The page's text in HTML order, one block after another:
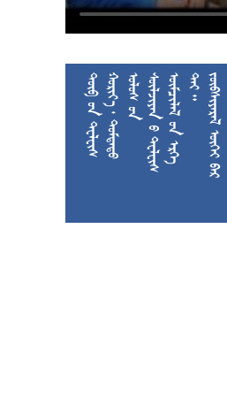

































































  






































